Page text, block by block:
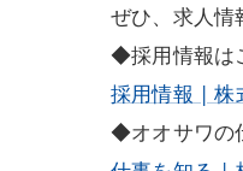
ぜひ、求人情
◆採用情報
採用情報 | 株
◆オオサワの